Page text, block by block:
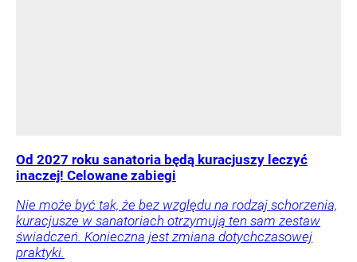
Od 2027 roku sanatoria będą kuracjuszy leczyć
inaczej! Celowane zabiegi
Nie może być tak, że bez względu na rodzaj schorzenia,
kuracjusze w sanatoriach otrzymują ten sam zestaw
świadczeń. Konieczna jest zmiana dotychczasowej
praktyki.